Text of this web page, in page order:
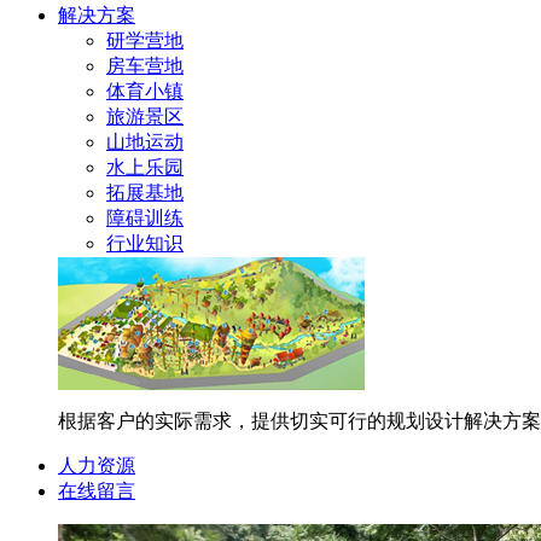
解决方案
研学营地
房车营地
体育小镇
旅游景区
山地运动
水上乐园
拓展基地
障碍训练
行业知识
根据客户的实际需求，提供切实可行的规划设计解决方
人力资源
在线留言